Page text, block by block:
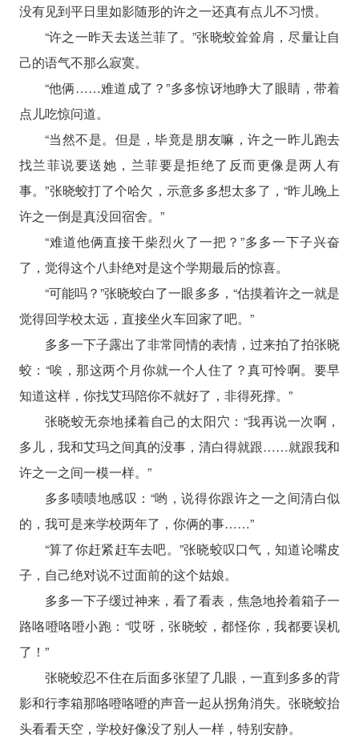
没有见到平日里如影随形的许之一还真有点儿不习惯。
“许之一昨天去送兰菲了。”张晓蛟耸耸肩，尽量让自
己的语气不那么寂寞。
“他俩……难道成了？”多多惊讶地睁大了眼睛，带着
点儿吃惊问道。
“当然不是。但是，毕竟是朋友嘛，许之一昨儿跑去
找兰菲说要送她，兰菲要是拒绝了反而更像是两人有
事。”张晓蛟打了个哈欠，示意多多想太多了，“昨儿晚上
许之一倒是真没回宿舍。”
“难道他俩直接干柴烈火了一把？”多多一下子兴奋
了，觉得这个八卦绝对是这个学期最后的惊喜。
“可能吗？”张晓蛟白了一眼多多，“估摸着许之一就是
觉得回学校太远，直接坐火车回家了吧。”
多多一下子露出了非常同情的表情，过来拍了拍张晓
蛟：“唉，那这两个月你就一个人住了？真可怜啊。要早
知道这样，你找艾玛陪你不就好了，非得死撑。”
张晓蛟无奈地揉着自己的太阳穴：“我再说一次啊，
多儿，我和艾玛之间真的没事，清白得就跟……就跟我和
许之一之间一模一样。”
多多啧啧地感叹：“哟，说得你跟许之一之间清白似
的，我可是来学校两年了，你俩的事……”
“算了你赶紧赶车去吧。”张晓蛟叹口气，知道论嘴皮
子，自己绝对说不过面前的这个姑娘。
多多一下子缓过神来，看了看表，焦急地拎着箱子一
路咯噔咯噔小跑：“哎呀，张晓蛟，都怪你，我都要误机
了！”
张晓蛟忍不住在后面多张望了几眼，一直到多多的背
影和行李箱那咯噔咯噔的声音一起从拐角消失。张晓蛟抬
头看看天空，学校好像没了别人一样，特别安静。